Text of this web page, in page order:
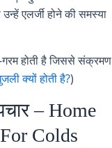
एलर्जी होने की समस्या
होती है जिससे संक्रमण
क्यों होती है?)
– Home
Colds